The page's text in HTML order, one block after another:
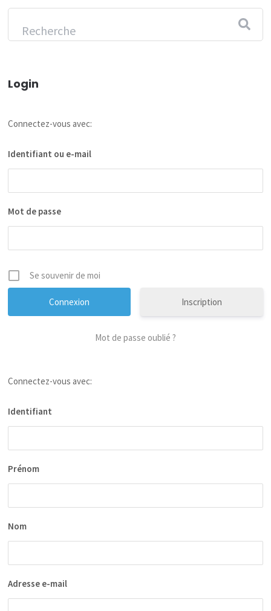
Login
Connectez-vous avec:
Identifiant ou e-mail
Mot de passe
Se souvenir de moi
Inscription
Mot de passe oublié ?
Connectez-vous avec:
Identifiant
Prénom
Nom
Adresse e-mail